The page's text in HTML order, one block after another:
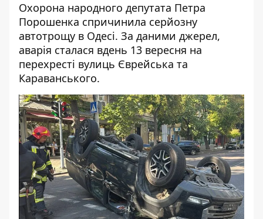
Охорона народного депутата Петра
Порошенка спричинила серйозну
автотрощу в Одесі. За даними джерел,
аварія сталася вдень 13 вересня на
перехресті вулиць Єврейська та
Караванського.